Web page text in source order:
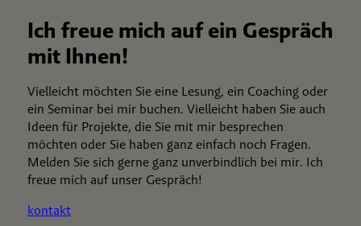
Ich freue mich auf ein Gespräch
mit Ihnen!
Vielleicht möchten Sie eine Lesung, ein Coaching oder
ein Seminar bei mir buchen. Vielleicht haben Sie auch
Ideen für Projekte, die Sie mit mir besprechen
möchten oder Sie haben ganz einfach noch Fragen.
Melden Sie sich gerne ganz unverbindlich bei mir. Ich
freue mich auf unser Gespräch!
kontakt